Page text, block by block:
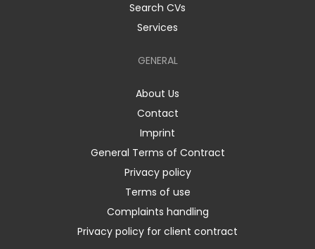
Search CVs
Services
GENERAL
About Us
Contact
Imprint
General Terms of Contract
Privacy policy
Terms of use
Complaints handling
Privacy policy for client contract